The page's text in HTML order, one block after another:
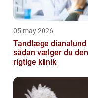
05 may 2026
Tandlæge dianalund
sådan vælger du den
rigtige klinik